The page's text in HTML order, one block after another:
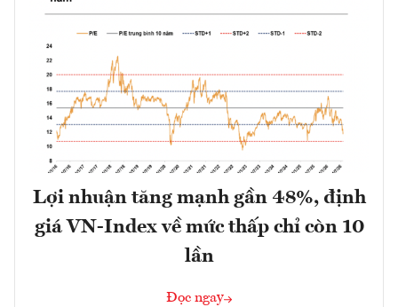
Lợi nhuận tăng mạnh gần 48%, định
giá VN-Index về mức thấp chỉ còn 10
lần
Đọc ngay